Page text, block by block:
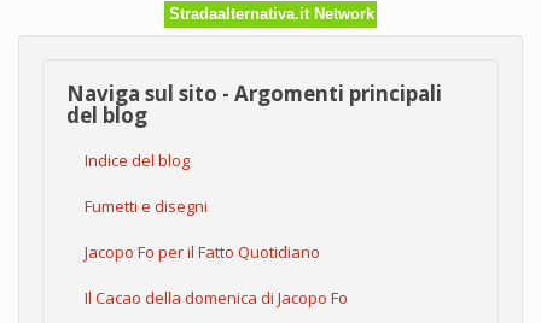
Stradaalternativa.it Network
Naviga sul sito - Argomenti principali
del blog
Indice del blog
Fumetti e disegni
Jacopo Fo per il Fatto Quotidiano
Il Cacao della domenica di Jacopo Fo